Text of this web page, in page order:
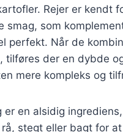
Rejer er kendt
smag, som
perfekt. Når de
tilføres der en dybde
mere kompleks og
er en alsidig
rå, stegt eller bagt for